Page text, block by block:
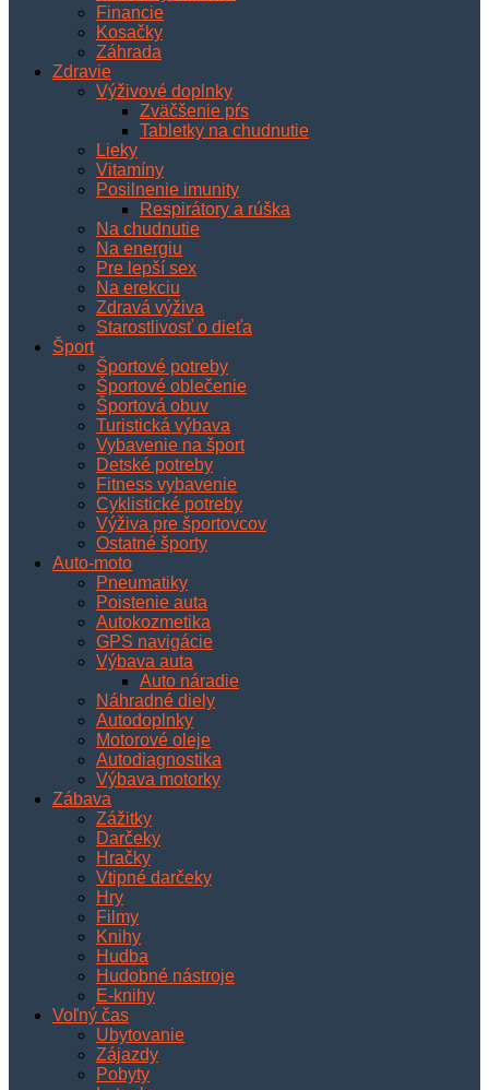
Financie
Kosačky
Záhrada
Zdravie
Výživové doplnky
Zväčšenie pŕs
Tabletky na chudnutie
Lieky
Vitamíny
Posilnenie imunity
Respirátory a rúška
Na chudnutie
Na energiu
Pre lepší sex
Na erekciu
Zdravá výživa
Starostlivosť o dieťa
Šport
Športové potreby
Športové oblečenie
Športová obuv
Turistická výbava
Vybavenie na šport
Detské potreby
Fitness vybavenie
Cyklistické potreby
Výživa pre športovcov
Ostatné športy
Auto-moto
Pneumatiky
Poistenie auta
Autokozmetika
GPS navigácie
Výbava auta
Auto náradie
Náhradné diely
Autodoplnky
Motorové oleje
Autodiagnostika
Výbava motorky
Zábava
Zážitky
Darčeky
Hračky
Vtipné darčeky
Hry
Filmy
Knihy
Hudba
Hudobné nástroje
E-knihy
Voľný čas
Ubytovanie
Zájazdy
Pobyty